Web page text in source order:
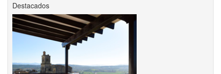
Destacados